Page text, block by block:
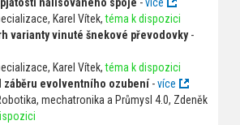
nalisovaného spoje -více
Karel Vítek,téma k dispozici
varianty vinuté šnekové převodovky-
Karel Vítek,téma k dispozici
záběru evolventního ozubení-více
mechatronika a Průmysl 4.0, Zdeněk